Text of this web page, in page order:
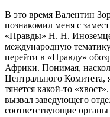
В это время Валентин
познакомил меня с
«Правды» Н. Н.
международную
перейти в «Правду»
Африки. Понимая,
Центрального Комитета,
тянется какой-то
вызвал заведующего
соответствующие